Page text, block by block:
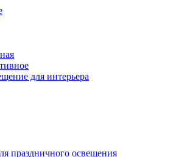
для интерьера
праздничного освещения